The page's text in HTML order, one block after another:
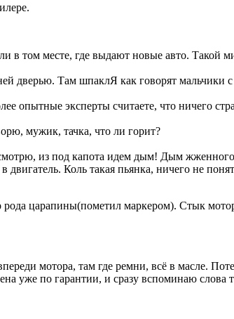
том месте, где выдают новые авто. Такой
дверью. Там шпаклЯ как говорят мальчики
опытные эксперты считаете, что ничего
мужик, тачка, что ли горит?
из под капота идем дым! Дым
Коль такая пьянка, ничего не
царапины(пометил маркером). Стык
мотора, там где ремни, всё в масле.
уже по гарантии, и сразу вспоминаю